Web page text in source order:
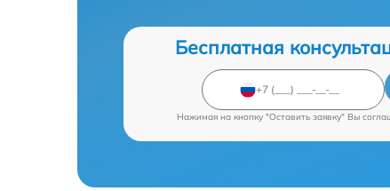
Бесплатная
Нажимая на кнопку "Оставить заявку" Вы